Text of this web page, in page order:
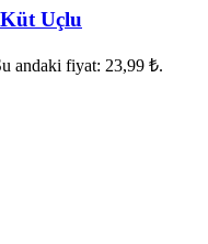
Uçlu
andaki fiyat: 23,99 ₺.